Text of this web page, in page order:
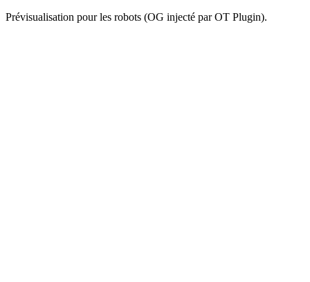
Prévisualisation pour les robots (OG injecté par OT Plugin).